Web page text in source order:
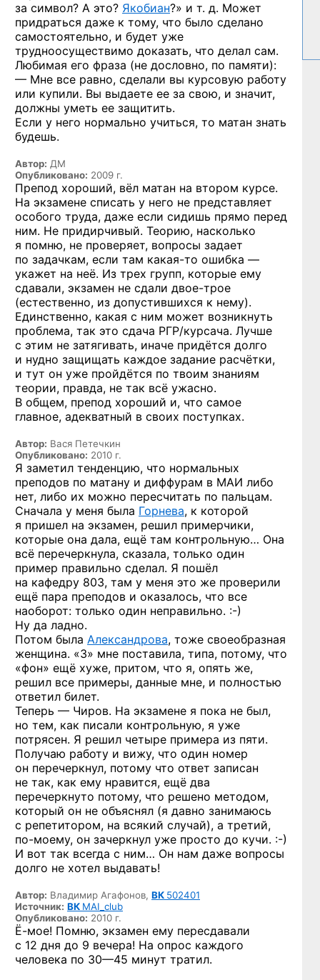
за символ? А это? Якобиан?» и т. д. Может
придраться даже к тому, что было сделано
самостоятельно, и будет уже
трудноосуществимо доказать, что делал сам.
Любимая его фраза (не дословно, по памяти):
— Мне все равно, сделали вы курсовую работу
или купили. Вы выдаете ее за свою, и значит,
должны уметь ее защитить.
Если у него нормально учиться, то матан знать
будешь.
Автор: ДМ
Опубликовано: 2009 г.
Препод хороший, вёл матан на втором курсе.
На экзамене списать у него не представляет
особого труда, даже если сидишь прямо перед
ним. Не придирчивый. Теорию, насколько
я помню, не проверяет, вопросы задает
по задачкам, если там какая-то ошибка —
укажет на неё. Из трех групп, которые ему
сдавали, экзамен не сдали двое-трое
(естественно, из допустившихся к нему).
Единственно, какая с ним может возникнуть
проблема, так это сдача РГР/курсача. Лучше
с этим не затягивать, иначе придётся долго
и нудно защищать каждое задание расчётки,
и тут он уже пройдётся по твоим знаниям
теории, правда, не так всё ужасно.
В общем, препод хороший и, что самое
главное, адекватный в своих поступках.
Автор: Вася Петечкин
Опубликовано: 2010 г.
Я заметил тенденцию, что нормальных
преподов по матану и диффурам в МАИ либо
нет, либо их можно пересчитать по пальцам.
Сначала у меня была Горнева, к которой
я пришел на экзамен, решил примерчики,
которые она дала, ещё там контрольную… Она
всё перечеркнула, сказала, только один
пример правильно сделал. Я пошёл
на кафедру 803, там у меня это же проверили
ещё пара преподов и оказалось, что все
наоборот: только один неправильно. :-)
Ну да ладно.
Потом была Александрова, тоже своеобразная
женщина. «3» мне поставила, типа, потому, что
«фон» ещё хуже, притом, что я, опять же,
решил все примеры, данные мне, и полностью
ответил билет.
Теперь — Чиров. На экзамене я пока не был,
но тем, как писали контрольную, я уже
потрясен. Я решил четыре примера из пяти.
Получаю работу и вижу, что один номер
он перечеркнул, потому что ответ записан
не так, как ему нравится, ещё два
перечеркнуто потому, что решено методом,
который он не объяснял (я давно занимаюсь
с репетитором, на всякий случай), а третий,
по-моему, он зачеркнул уже просто до кучи. :-)
И вот так всегда с ним… Он нам даже вопросы
долго не хотел выдавать!
Автор: Владимир Агафонов, ВК 502401
Источник: ВК MAI_club
Опубликовано: 2010 г.
Ё-мое! Помню, экзамен ему пересдавали
с 12 дня до 9 вечера! На опрос каждого
человека по 30—45 минут тратил.